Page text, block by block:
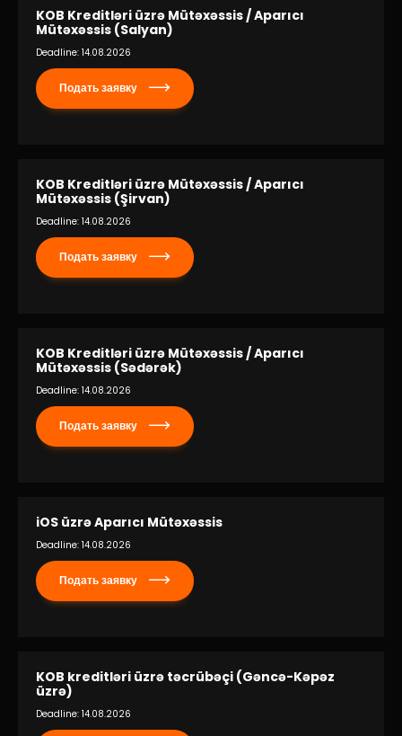
KOB Kreditləri üzrə Mütəxəssis / Aparıcı
Mütəxəssis (Salyan)
Deadline: 14.08.2026
Подать заявку
KOB Kreditləri üzrə Mütəxəssis / Aparıcı
Mütəxəssis (Şirvan)
Deadline: 14.08.2026
Подать заявку
KOB Kreditləri üzrə Mütəxəssis / Aparıcı
Mütəxəssis (Sədərək)
Deadline: 14.08.2026
Подать заявку
iOS üzrə Aparıcı Mütəxəssis
Deadline: 14.08.2026
Подать заявку
KOB kreditləri üzrə təcrübəçi (Gəncə-Kəpəz
üzrə)
Deadline: 14.08.2026